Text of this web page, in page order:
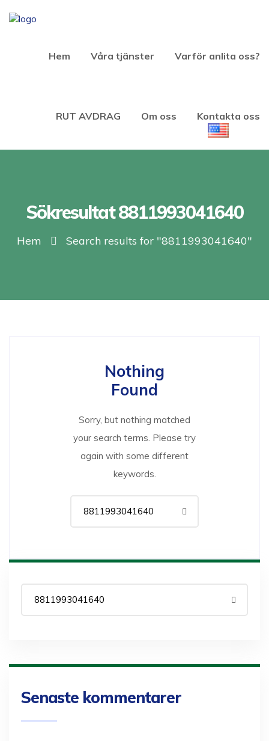
Hem Våra tjänster Varför anlita oss?
RUT AVDRAG Om oss Kontakta oss
Sökresultat 8811993041640
Hem Search results for "8811993041640"
Nothing
Found
Sorry, but nothing matched
your search terms. Please try
again with some different
keywords.
Senaste kommentarer